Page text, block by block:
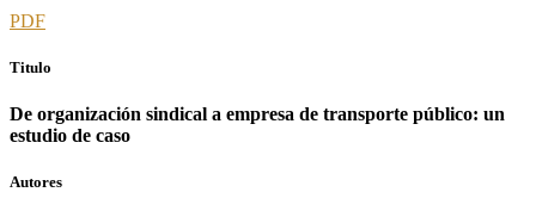
PDF
Titulo
De organización sindical a empresa de transporte público: un
estudio de caso
Autores